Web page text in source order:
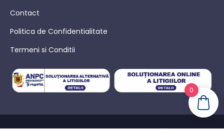
Contact
Politica de Confidentialitate
Termeni si Conditii
0